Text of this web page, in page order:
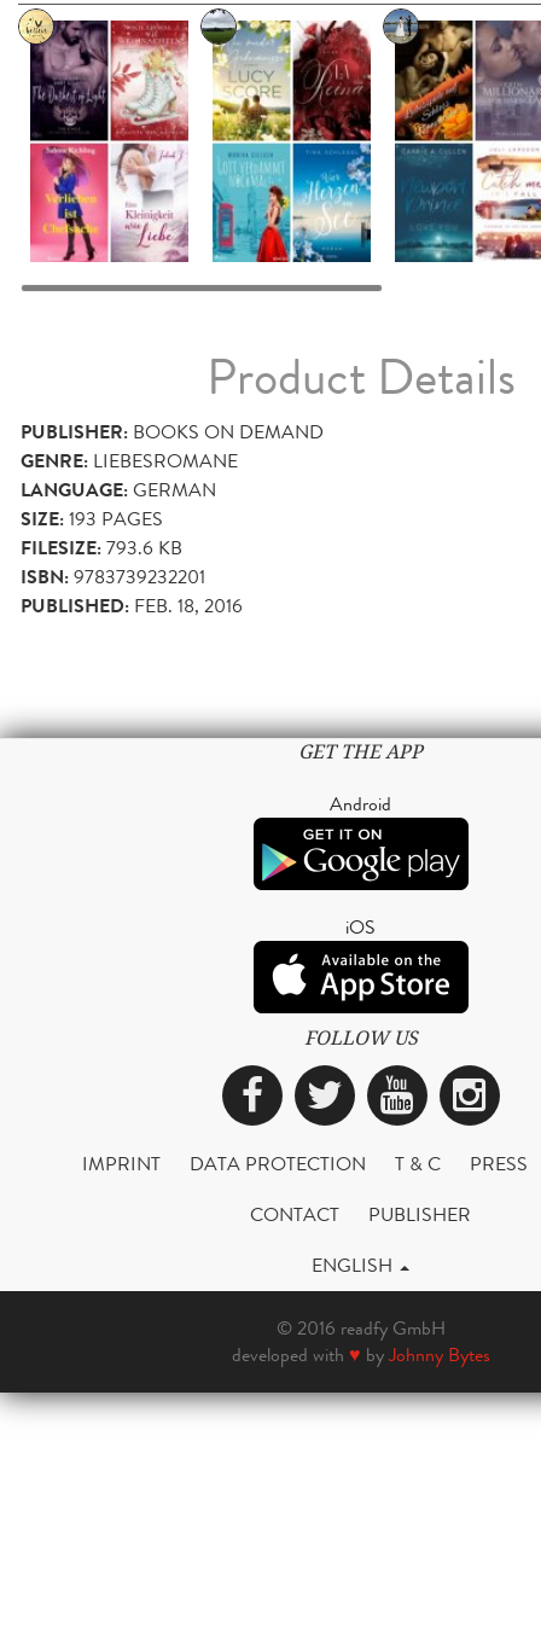
Product Details
PUBLISHER: BOOKS ON DEMAND
GENRE: LIEBESROMANE
LANGUAGE:GERMAN
SIZE:193 PAGES
FILESIZE:793.6 KB
ISBN:9783739232201
PUBLISHED: FEB. 18, 2016
GET THE APP
Android
iOS
FOLLOW US
Facebook
Twitter
IMPRINT DATA PROTECTION T & C
PRESS
CONTACT
PUBLISHER
ENGLISH
© 2016 readfy GmbH
developed with ♥ byJohnny Bytes